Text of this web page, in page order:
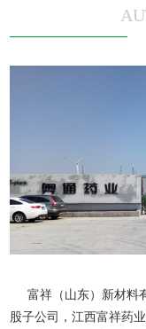
富祥（山东）新材料
股子公司，江西富祥药